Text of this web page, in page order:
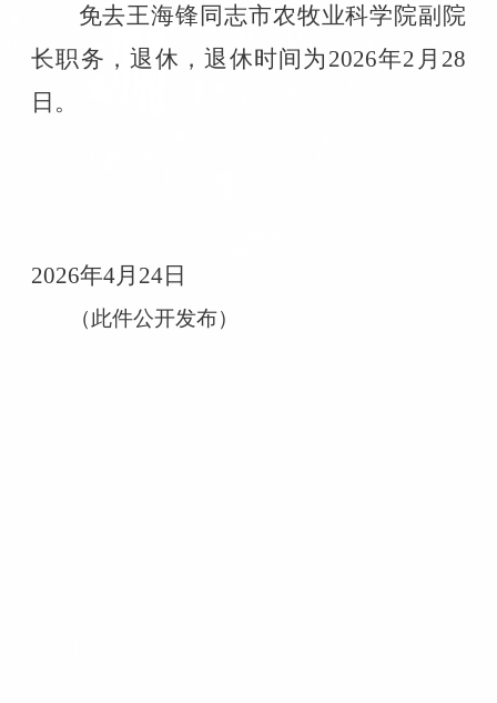
免去王海锋同志市农牧业科学院副院
长职务，退休，退休时间为 2026年2 月 28
日。
2026年4月 24日
（此件公开发布）